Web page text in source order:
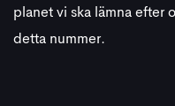
planet vi ska lämna efter
detta nummer.